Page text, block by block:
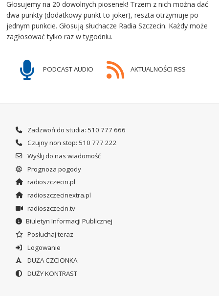
Głosujemy na 20 dowolnych piosenek! Trzem z nich można dać
dwa punkty (dodatkowy punkt to joker), reszta otrzymuje po
jednym punkcie. Głosują słuchacze Radia Szczecin. Każdy może
zagłosować tylko raz w tygodniu.
PODCAST AUDIO AKTUALNOŚCI RSS
Zadzwoń do studia: 510 777 666
Czujny non stop: 510 777 222
Wyślij do nas wiadomość
Prognoza pogody
radioszczecin.pl
radioszczecinextra.pl
radioszczecin.tv
Biuletyn Informacji Publicznej
Posłuchaj teraz
Logowanie
DUŻA CZCIONKA
DUŻY KONTRAST